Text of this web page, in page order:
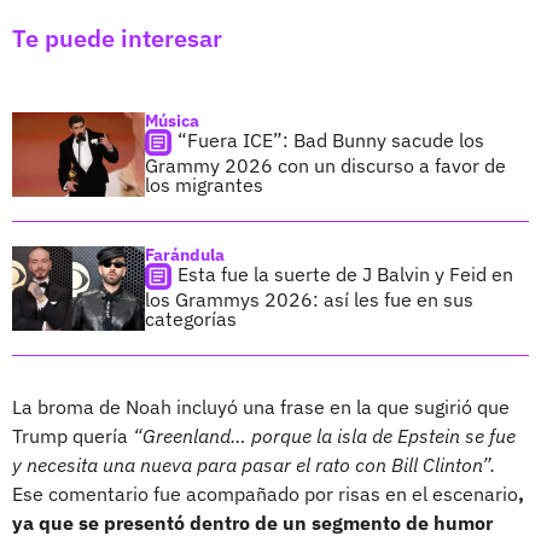
Te puede interesar
Música
“Fuera ICE”: Bad Bunny sacude los
Grammy 2026 con un discurso a favor de
los migrantes
Farándula
Esta fue la suerte de J Balvin y Feid en
los Grammys 2026: así les fue en sus
categorías
La broma de Noah incluyó una frase en la que sugirió que
Trump quería “Greenland… porque la isla de Epstein se fue
y necesita una nueva para pasar el rato con Bill Clinton”.
Ese comentario fue acompañado por risas en el escenario,
ya que se presentó dentro de un segmento de humor